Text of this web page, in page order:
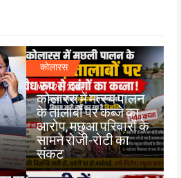
कोलारस
MAY 26, 2026
कोलारस में मत्स्य पालन
के तालाबों पर कब्जे का
आरोप, मछुआ परिवारों के
सामने रोजी-रोटी का
संकट